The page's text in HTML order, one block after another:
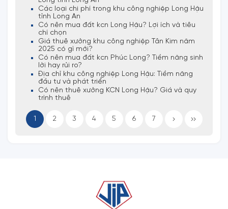
Các loại chi phí trong khu công nghiệp Long Hậu
tỉnh Long An
Có nên mua đất kcn Long Hậu? Lợi ích và tiêu
chí chọn
Giá thuê xưởng khu công nghiệp Tân Kim năm
2025 có gì mới?
Có nên mua đất kcn Phúc Long? Tiềm năng sinh
lời hay rủi ro?
Địa chỉ khu công nghiệp Long Hậu: Tiềm năng
đầu tư và phát triển
Có nên thuê xưởng KCN Long Hậu? Giá và quy
trình thuê
1 2 3 4 5 6 7